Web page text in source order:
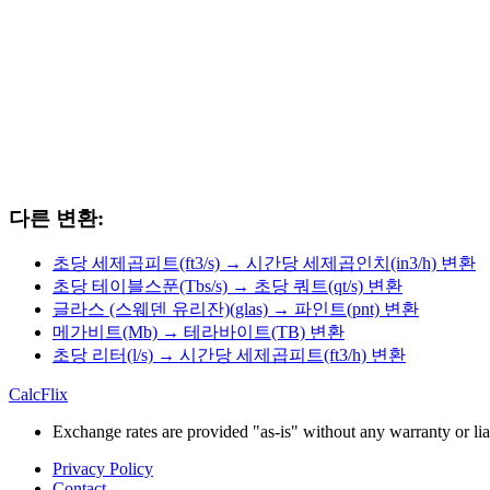
다른 변환:
초당 세제곱피트(ft3/s) → 시간당 세제곱인치(in3/h) 변환
초당 테이블스푼(Tbs/s) → 초당 쿼트(qt/s) 변환
글라스 (스웨덴 유리잔)(glas) → 파인트(pnt) 변환
메가비트(Mb) → 테라바이트(TB) 변환
초당 리터(l/s) → 시간당 세제곱피트(ft3/h) 변환
CalcFlix
Exchange rates are provided "as-is" without any warranty or
Privacy Policy